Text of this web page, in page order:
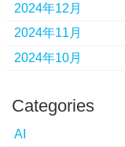
2024年12月
2024年11月
2024年10月
Categories
AI